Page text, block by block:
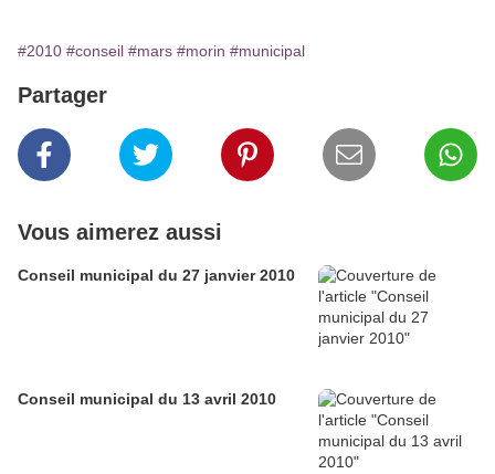
#2010 #conseil #mars #morin #municipal
Partager
Vous aimerez aussi
Conseil municipal du 27 janvier 2010
Conseil municipal du 13 avril 2010